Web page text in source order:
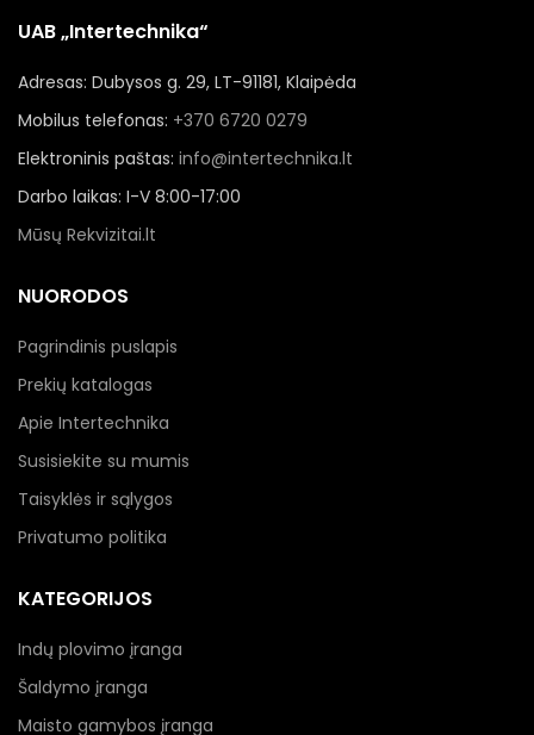
UAB „Intertechnika“
Adresas: Dubysos g. 29, LT-91181, Klaipėda
Mobilus telefonas: +370 6720 0279
Elektroninis paštas: info@intertechnika.lt
Darbo laikas: I-V 8:00-17:00
Mūsų Rekvizitai.lt
NUORODOS
Pagrindinis puslapis
Prekių katalogas
Apie Intertechnika
Susisiekite su mumis
Taisyklės ir sąlygos
Privatumo politika
KATEGORIJOS
Indų plovimo įranga
Šaldymo įranga
Maisto gamybos įranga